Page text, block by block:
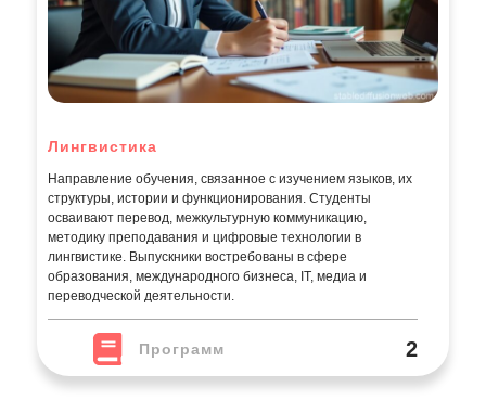
Лингвистика
Направление обучения, связанное с изучением языков, их
структуры, истории и функционирования. Студенты
осваивают перевод, межкультурную коммуникацию,
методику преподавания и цифровые технологии в
лингвистике. Выпускники востребованы в сфере
образования, международного бизнеса, IT, медиа и
переводческой деятельности.
Программ 2